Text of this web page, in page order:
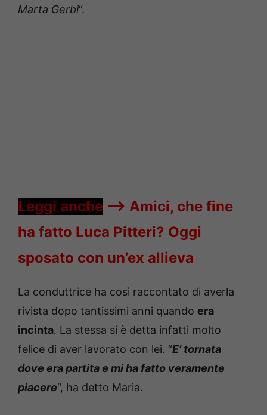
Marta Gerbi“.
Leggi anche —-> Amici, che fine
ha fatto Luca Pitteri? Oggi
sposato con un’ex allieva
La conduttrice ha così raccontato di averla
rivista dopo tantissimi anni quando era
incinta. La stessa si è detta infatti molto
felice di aver lavorato con lei. “E’ tornata
dove era partita e mi ha fatto veramente
piacere“, ha detto Maria.